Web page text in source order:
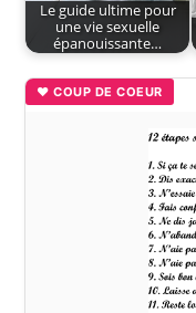
Le guide ultime pour
une vie sexuelle
épanouissante…
♥ COUP DE COEUR